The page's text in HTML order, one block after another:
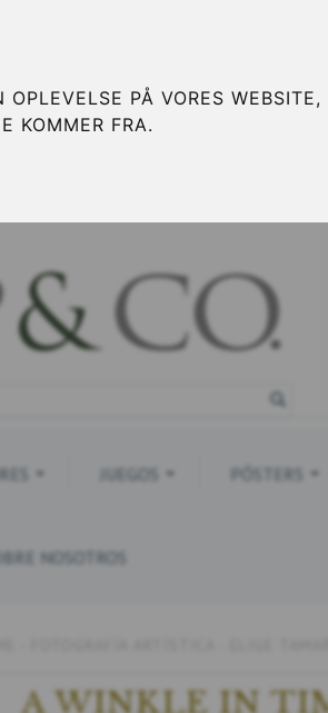
PÅ VORES
KOMMER FRA.
JUEGOS PÓSTERS
NOSOTROS
A WINKLE IN